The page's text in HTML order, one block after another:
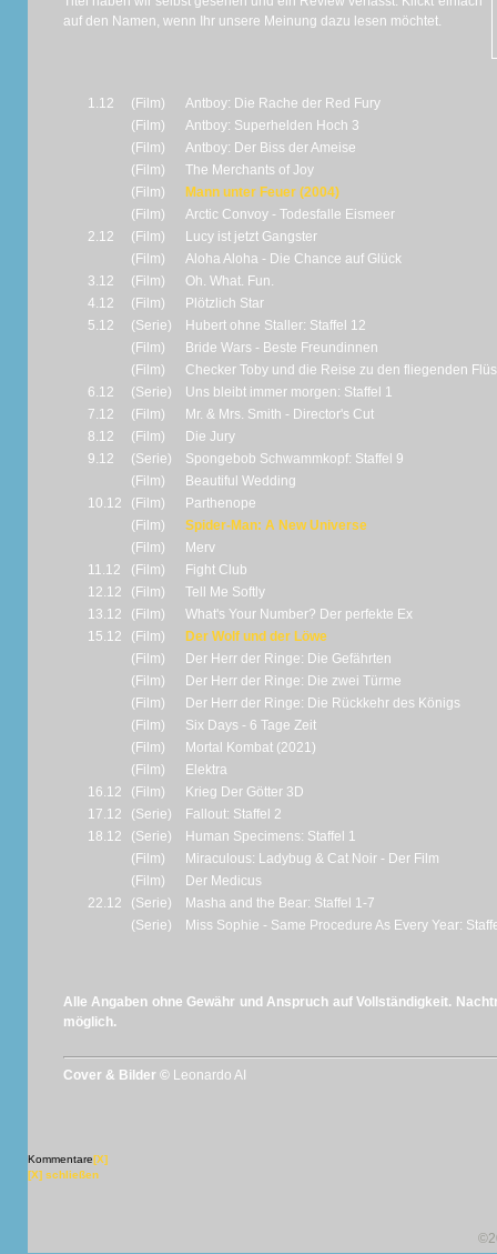
auf den Namen, wenn Ihr unsere Meinung dazu lesen möchtet.
1.12 (Film)
Antboy: Die Rache der Red Fury
(Film)
Antboy: Superhelden Hoch 3
(Film)
Antboy: Der Biss der Ameise
(Film)
The Merchants of Joy
(Film)
Mann unter Feuer (2004)
(Film)
Arctic Convoy - Todesfalle Eismeer
2.12
(Film)
Lucy ist jetzt Gangster
(Film)
Aloha Aloha - Die Chance auf Glück
3.12
(Film)
Oh. What. Fun.
4.12
(Film)
Plötzlich Star
5.12
(Serie)
Hubert ohne Staller: Staffel 12
(Film)
Bride Wars - Beste Freundinnen
(Film)
Checker Toby und die Reise zu den fliegenden
6.12
(Serie)
Uns bleibt immer morgen: Staffel 1
7.12
(Film)
Mr. & Mrs. Smith - Director's Cut
8.12
(Film)
Die Jury
9.12
(Serie)
Spongebob Schwammkopf: Staffel 9
(Film)
Beautiful Wedding
10.12
(Film)
Parthenope
(Film)
Spider-Man: A New Universe
(Film)
Merv
11.12
(Film)
Fight Club
12.12
(Film)
Tell Me Softly
13.12
(Film)
What's Your Number? Der perfekte Ex
15.12
(Film)
Der Wolf und der Löwe
(Film)
Der Herr der Ringe: Die Gefährten
(Film)
Der Herr der Ringe: Die zwei Türme
(Film)
Der Herr der Ringe: Die Rückkehr des Königs
(Film)
Six Days - 6 Tage Zeit
(Film)
Mortal Kombat (2021)
(Film)
Elektra
16.12
(Film)
Krieg Der Götter 3D
17.12
(Serie)
Fallout: Staffel 2
18.12
(Serie)
Human Specimens: Staffel 1
(Film)
Miraculous: Ladybug & Cat Noir - Der Film
(Film)
Der Medicus
22.12
(Serie)
Masha and the Bear: Staffel 1-7
(Serie)
Miss Sophie - Same Procedure As Every Year:
Alle Angaben ohne Gewähr und Anspruch auf Vollständigkeit.
möglich.
Cover & Bilder © Leonardo AI
Kommentare[X]
[X] schließen